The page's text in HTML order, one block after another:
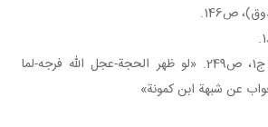
ص146.
. الفردوس الاعلی، ج1، ص249. «لو ظهر الحجة-عجل اللّه فرجه-لما
عن شبهة ابن كمونة»